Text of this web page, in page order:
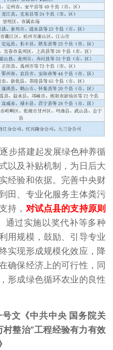
步搭建起发展绿色种养循
以及补贴机制，为日后大
经验和依据。完善中央财
田、专业化服务主体粪污
持， 对试点县的支持原则
通过实施以奖代补等多种
用规模，鼓励、引导专业
实现形成规模化效应，降
确保经济上的可行性，同
形成绿色循环农业的良性
文《中共中央 国务院关
整治”工程经验有力有效